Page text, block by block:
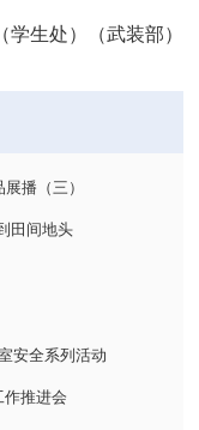
生处）（武装部）
播（三）
田间地头
安全系列活动
作推进会